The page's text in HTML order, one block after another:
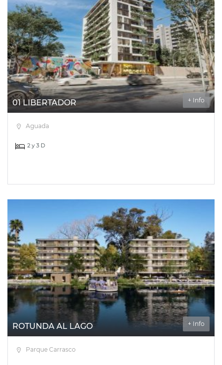
01 LIBERTADOR + Info
Aguada
2 y 3 D
ROTUNDA AL LAGO + Info
Parque Carrasco